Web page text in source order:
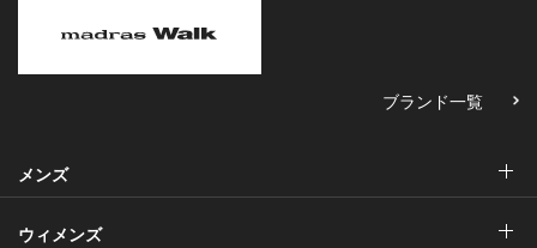
ブランド一覧
メンズ
ウィメンズ